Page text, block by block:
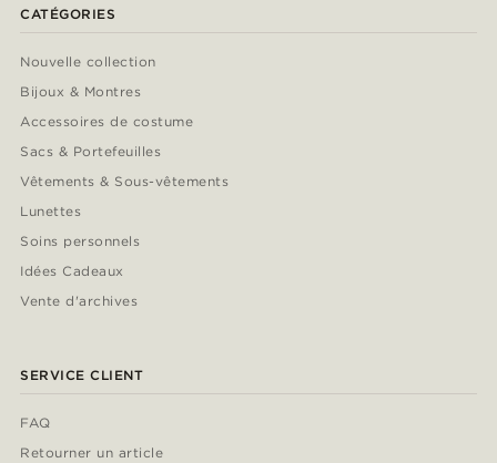
CATÉGORIES
Nouvelle collection
Bijoux & Montres
Accessoires de costume
Sacs & Portefeuilles
Vêtements & Sous-vêtements
Lunettes
Soins personnels
Idées Cadeaux
Vente d'archives
SERVICE CLIENT
FAQ
Retourner un article